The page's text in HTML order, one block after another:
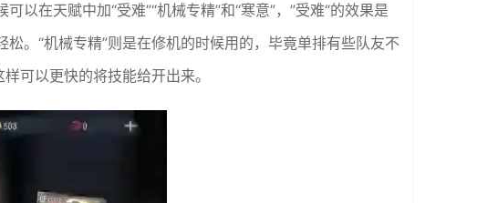
在天赋中加“受难”“机械专精”和“寒意”，”受难“的效果是
。“机械专精”则是在修机的时候用的，毕竟单排有些队友不
可以更快的将技能给开出来。